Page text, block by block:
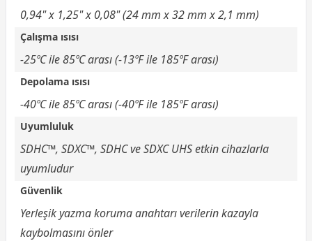
0,94" x 1,25" x 0,08" (24 mm x 32 mm x 2,1 mm)
Çalışma ısısı
-25ºC ile 85ºC arası (-13ºF ile 185ºF arası)
Depolama ısısı
-40ºC ile 85ºC arası (-40ºF ile 185ºF arası)
Uyumluluk
SDHC™, SDXC™, SDHC ve SDXC UHS etkin cihazlarla
uyumludur
Güvenlik
Yerleşik yazma koruma anahtarı verilerin kazayla
kaybolmasını önler